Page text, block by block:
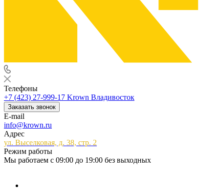
Телефоны
+7 (423) 27-999-17 Krown Владивосток
Заказать звонок
E-mail
info@krown.ru
Адрес
ул. Выселковая, д. 38, стр. 2
Режим работы
Мы работаем с 09:00 до 19:00 без выходных